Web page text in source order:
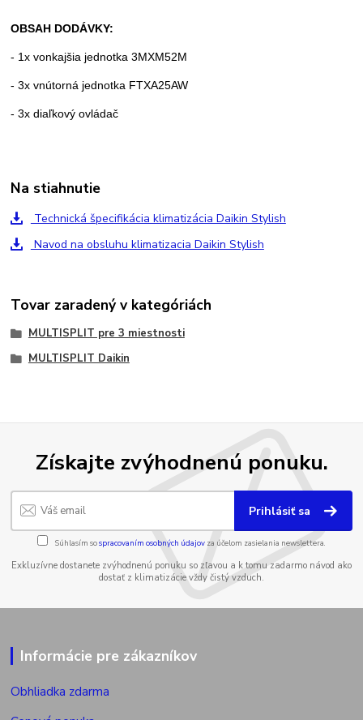
OBSAH DODÁVKY:
- 1x vonkajšia jednotka 3MXM52M
- 3x vnútorná jednotka FTXA25AW
- 3x diaľkový ovládač
Na stiahnutie
Technická špecifikácia klimatizácia Daikin Stylish
Navod na obsluhu klimatizacia Daikin Stylish
Tovar zaradený v kategóriách
MULTISPLIT pre 3 miestnosti
MULTISPLIT Daikin
Získajte zvýhodnenú ponuku.
Prihlásiť sa
Súhlasím sospracovaním osobných údajov za účelom zasielania newslettera.
Exkluzívne dostanete zvýhodnenú ponuku so zľavou a k tomu zadarmo návod ako
dostať z klimatizácie vždy čistý vzduch.
Informácie pre zákazníkov
Obhliadka zdarma